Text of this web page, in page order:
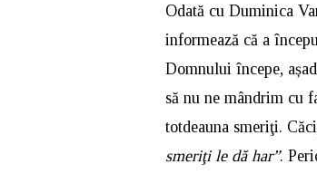
Odată cu Duminica
informează că a
Domnului începe,
să nu ne mândrim cu
totdeauna smeriţi.
smeriţi le dă har”.